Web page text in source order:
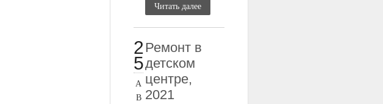
Читать далее
2
5
А
В
Ремонт в
детском
центре,
2021